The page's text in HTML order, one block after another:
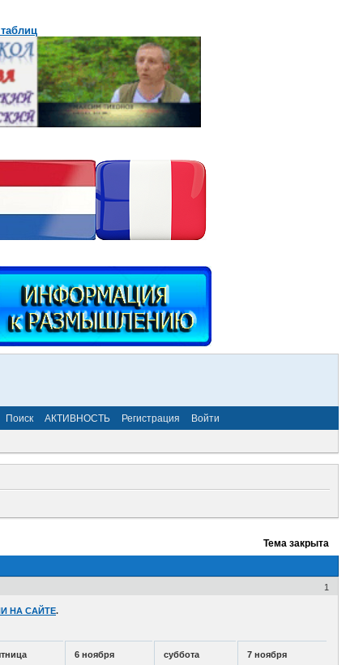
Поиск АКТИВНОСТЬ Регистрация Войти
Тема закрыта
1
НА САЙТЕ.
6 ноября суббота 7 ноября